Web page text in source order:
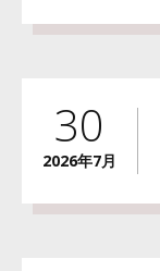
30
2026年7月